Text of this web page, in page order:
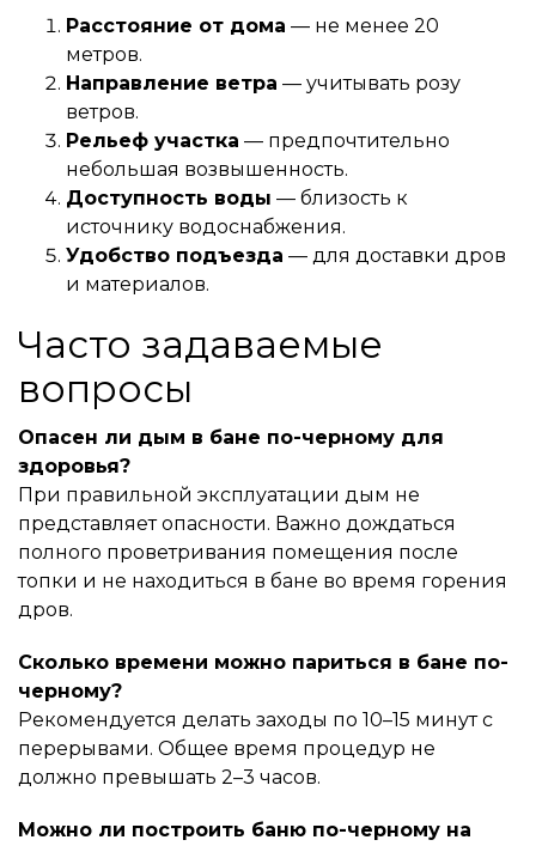
Расстояние от дома — не менее 20
метров.
Направление ветра — учитывать розу
ветров.
Рельеф участка — предпочтительно
небольшая возвышенность.
Доступность воды — близость к
источнику водоснабжения.
Удобство подъезда — для доставки дров
и материалов.
Часто задаваемые
вопросы
Опасен ли дым в бане по-черному для
здоровья?
При правильной эксплуатации дым не
представляет опасности. Важно дождаться
полного проветривания помещения после
топки и не находиться в бане во время горения
дров.
Сколько времени можно париться в бане по-
черному?
Рекомендуется делать заходы по 10–15 минут с
перерывами. Общее время процедур не
должно превышать 2–3 часов.
Можно ли построить баню по-черному на